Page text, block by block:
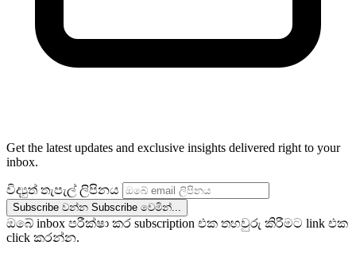
Get the latest updates and exclusive insights delivered right to your
inbox.
විද්‍යුත් තැපැල් ලිපිනය
Subscribe වන්න Subscribe වෙමින්...
ඔබේ inbox පරීක්ෂා කර subscription එක තහවුරු කිරීමට link එක
click කරන්න.